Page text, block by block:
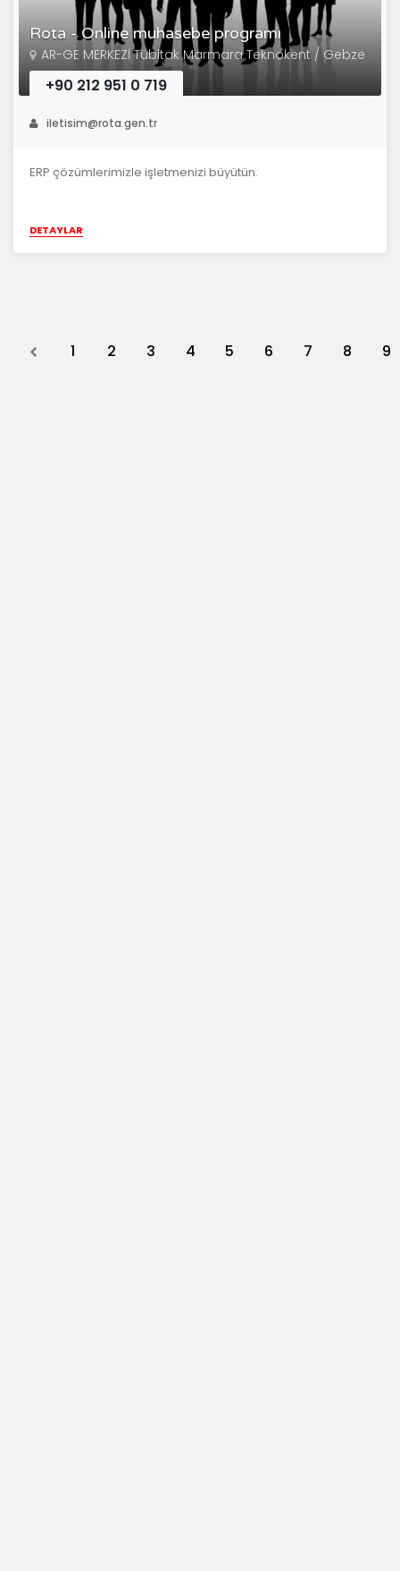
Rota - Online muhasebe programı
AR-GE MERKEZİ Tübitak Marmara Teknokent / Gebze
+90 212 951 0 719
iletisim@rota.gen.tr
ERP çözümlerimizle işletmenizi büyütün.
DETAYLAR
Previous
1 2 3 4 5 6 7 8 9